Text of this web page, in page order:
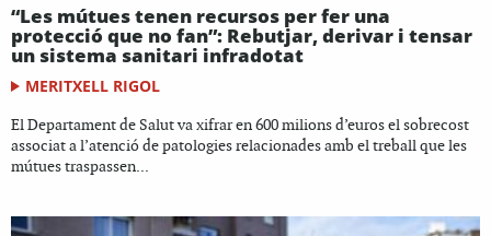
“Les mútues tenen recursos per fer una
protecció que no fan”: Rebutjar, derivar i tensar
un sistema sanitari infradotat
MERITXELL RIGOL
El Departament de Salut va xifrar en 600 milions d’euros el sobrecost
associat a l’atenció de patologies relacionades amb el treball que les
mútues traspassen...